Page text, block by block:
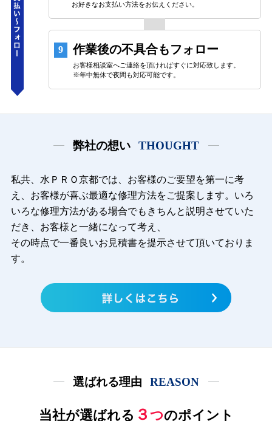
お好きなお支払い方法をお伝えください。
9 作業後の不具合もフォロー
お客様相談室へご連絡を頂ければすぐに対応致します。
※年中無休で夜間も対応可能です。
弊社の想い THOUGHT
私共、水ＰＲＯ京都では、お客様のご要望を第一に考
え、お客様が喜ぶ最適な修理方法をご提案します。いろ
いろな修理方法がある場合でもきちんと説明させていた
だき、お客様と一緒になって考え、
その時点で一番良いお見積書を提示させて頂いておりま
す。
選ばれる理由 REASON
当社が選ばれる ３ つのポイント